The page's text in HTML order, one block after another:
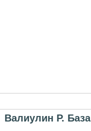
Валиулин Р.